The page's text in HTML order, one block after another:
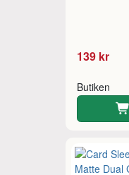
139 kr
Butiken